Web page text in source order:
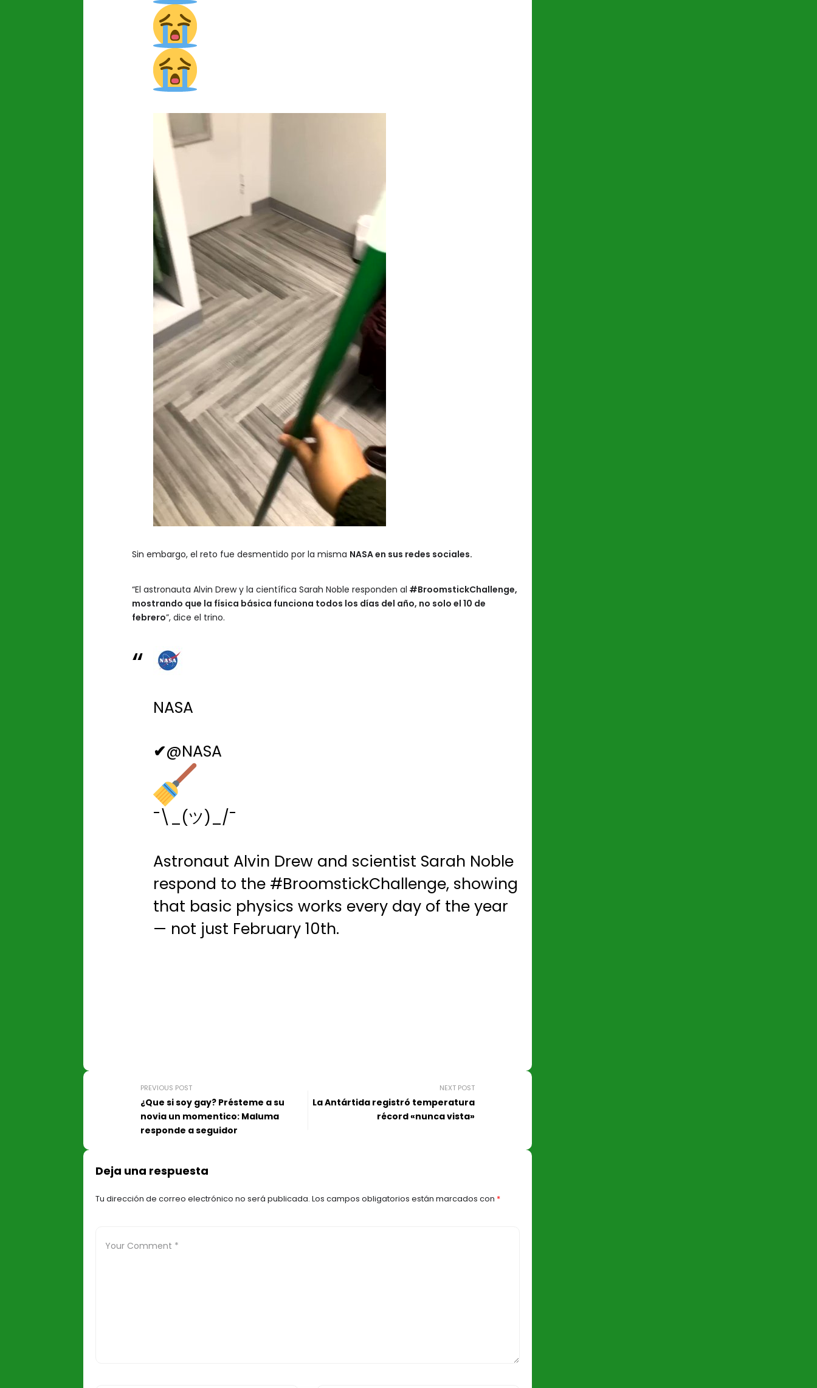
Sin embargo, el reto fue desmentido por la misma NASA en sus redes sociales.
“El astronauta Alvin Drew y la científica Sarah Noble responden al #BroomstickChallenge,
mostrando que la física básica funciona todos los días del año, no solo el 10 de
febrero”, dice el trino.
NASA
✔@NASA
¯\_(ツ)_/¯
Astronaut Alvin Drew and scientist Sarah Noble
respond to the #BroomstickChallenge, showing
that basic physics works every day of the year
— not just February 10th.
PREVIOUS POST
¿Que si soy gay? Présteme a su
novia un momentico: Maluma
responde a seguidor
NEXT POST
La Antártida registró temperatura
récord «nunca vista»
Deja una respuesta
Tu dirección de correo electrónico no será publicada. Los campos obligatorios están marcados con *